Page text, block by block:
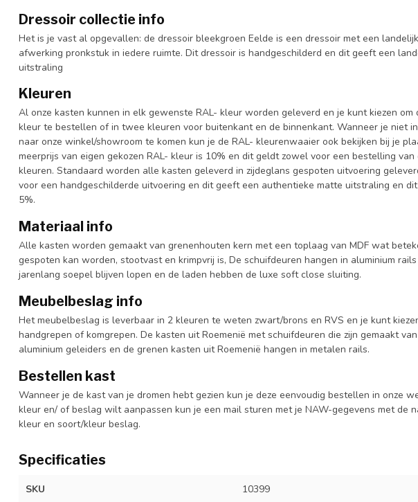
Dressoir collectie info
Het is je vast al opgevallen: de dressoir bleekgroen Eelde is een dressoir met een
afwerking pronkstuk in iedere ruimte. Dit dressoir is handgeschilderd en dit geeft een
uitstraling
Kleuren
Al onze kasten kunnen in elk gewenste RAL- kleur worden geleverd en je kunt kiezen om
kleur te bestellen of in twee kleuren voor buitenkant en de binnenkant. Wanneer je niet
naar onze winkel/showroom te komen kun je de RAL- kleurenwaaier ook bekijken bij je
meerprijs van eigen gekozen RAL- kleur is 10% en dit geldt zowel voor een bestelling
kleuren. Standaard worden alle kasten geleverd in zijdeglans gespoten uitvoering
voor een handgeschilderde uitvoering en dit geeft een authentieke matte uitstraling en
5%.
Materiaal info
Alle kasten worden gemaakt van grenenhouten kern met een toplaag van MDF wat
gespoten kan worden, stootvast en krimpvrij is, De schuifdeuren hangen in aluminium
jarenlang soepel blijven lopen en de laden hebben de luxe soft close sluiting.
Meubelbeslag info
Het meubelbeslag is leverbaar in 2 kleuren te weten zwart/brons en RVS en je kunt
handgrepen of komgrepen. De kasten uit Roemenië met schuifdeuren die zijn gemaakt
aluminium geleiders en de grenen kasten uit Roemenië hangen in metalen rails.
Bestellen kast
Wanneer je de kast van je dromen hebt gezien kun je deze eenvoudig bestellen in onze
kleur en/ of beslag wilt aanpassen kun je een mail sturen met je NAW-gegevens met de
kleur en soort/kleur beslag.
Specificaties
SKU 10399